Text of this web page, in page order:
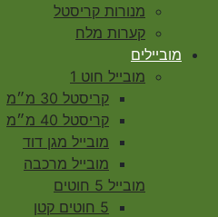
מנורות קריסטל
קערות מלח
מוביילים
מובייל חוט 1
קריסטל 30 מ״מ
קריסטל 40 מ״מ
מובייל מגן דוד
מובייל מרכבה
מובייל 5 חוטים
5 חוטים קטן